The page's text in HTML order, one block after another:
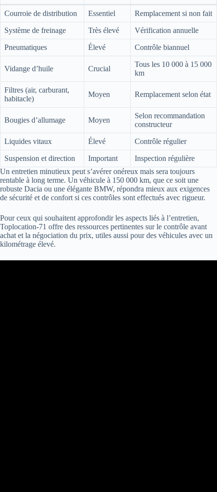
Courroie de distribution Essentiel Remplacement si non fait
Système de freinage Très élevé Vérification annuelle
Pneumatiques Élevé Contrôle biannuel
Vidange d’huile Crucial
Tous les 10 000 à 15 000
km
Filtres (air, carburant,
habitacle)
Moyen Remplacement selon état
Bougies d’allumage Moyen
Selon recommandation
constructeur
Liquides vitaux Élevé Contrôle régulier
Suspension et direction Important
Inspection régulière
Un entretien minutieux peut s’avérer onéreux mais sera toujours
rentable à long terme. Un véhicule à 150 000 km, que ce soit une
robuste Dacia ou une élégante BMW, répondra mieux aux exigences
de sécurité et de confort si ces contrôles sont effectués avec rigueur.
Pour ceux qui souhaitent approfondir les aspects liés à l’entretien,
Toplocation-71 offre des ressources pertinentes sur le contrôle avant
achat et la négociation du prix, utiles aussi pour des véhicules avec un
kilométrage élevé.